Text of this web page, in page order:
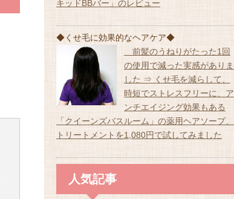
キッドBBバー」のレビュー
◆くせ毛に効果的なヘアケア◆
前髪のうねりがたった1回
の使用で減った実感がありま
した ⇒ くせ毛を減らして、
時短でストレスフリーに、ア
ンチエイジング効果もある
「クイーンズバスルーム」の薬用ヘアソープ、
トリートメントを1,080円で試してみました
人気記事